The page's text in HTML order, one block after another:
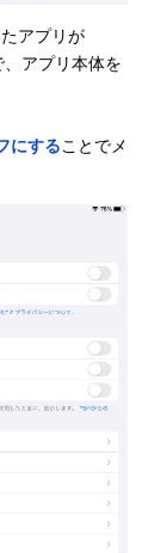
アプリが
アプリ本体を
にすることでメ